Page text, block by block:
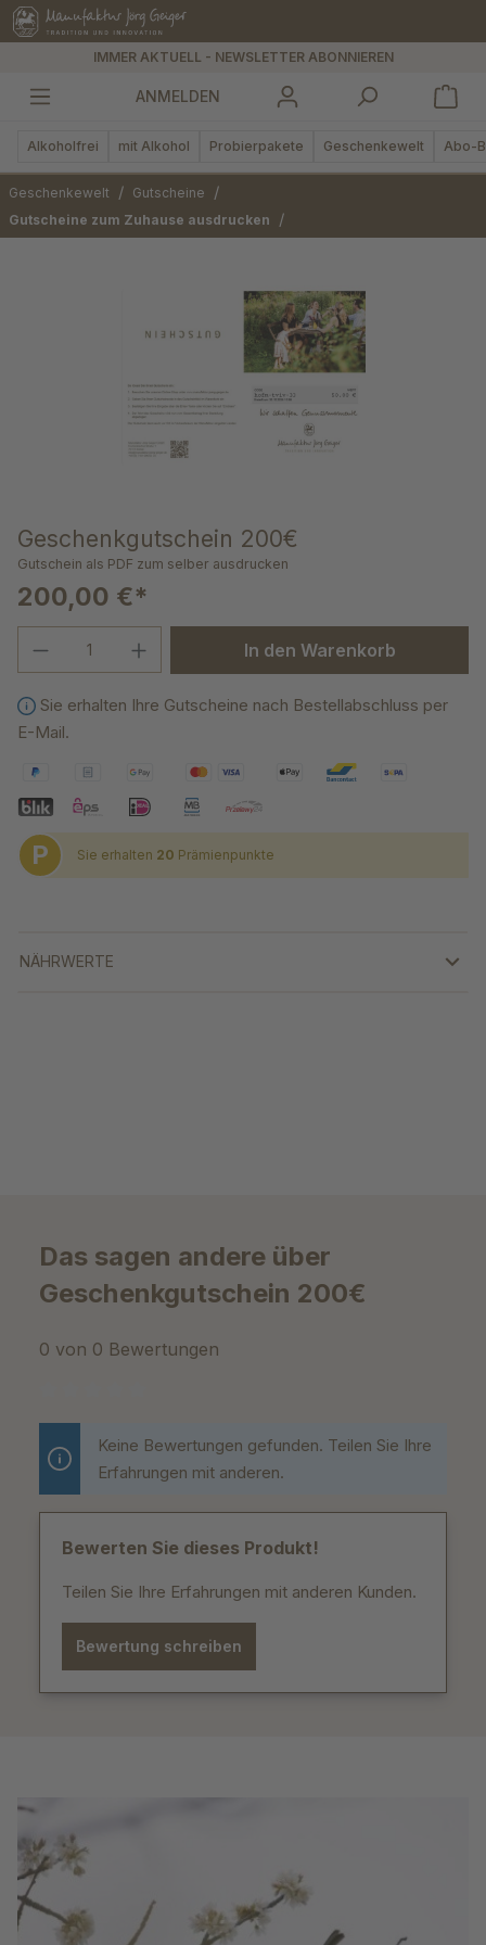
springen
IMMER AKTUELL - NEWSLETTER ABONNIEREN
ANMELDEN
Alkoholfrei mit Alkohol Probierpakete Geschenkewelt Abo-
Geschenkewelt / Gutscheine /
Gutscheine zum Zuhause ausdrucken /
Geschenkgutschein 200€
Gutschein als PDF zum selber ausdrucken
200,00 €*
Produkt Anzahl: Gib den gewünschten
In den Warenkorb
Sie erhalten Ihre Gutscheine nach Bestellabschluss per
E-Mail.
P Sie erhalten 20 Prämienpunkte
NÄHRWERTE
Das sagen andere über
Geschenkgutschein 200€
0 von 0 Bewertungen
Durchschnittliche Bewertung von 0 von 5 Sternen
Keine Bewertungen gefunden. Teilen Sie Ihre
Erfahrungen mit anderen.
Bewerten Sie dieses Produkt!
Teilen Sie Ihre Erfahrungen mit anderen Kunden.
Bewertung schreiben